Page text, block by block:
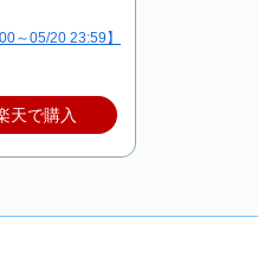
～05/20 23:59】
天で購入